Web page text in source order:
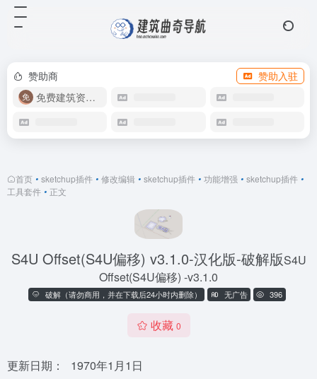
赞助商
赞助入驻
免费建筑资源库
首页 • sketchup插件 • 修改编辑 • sketchup插件 • 功能增强 • sketchup插件 •
工具套件 • 正文
S4U Offset(S4U偏移) v3.1.0-汉化版-破解版S4U
Offset(S4U偏移) -v3.1.0
破解（请勿商用，并在下载后24小时内删除） 无广告 396
收藏 0
更新日期：
1970年1月1日